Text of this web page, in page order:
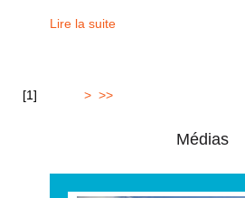
Lire la suite
[1] > >>
Médias